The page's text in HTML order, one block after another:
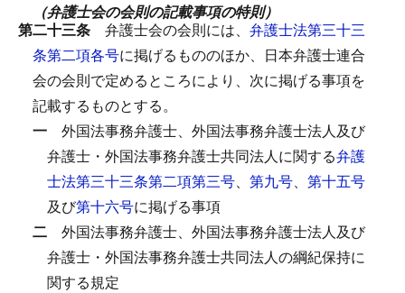
（弁護士会の会則の記載事項の特則）
第二十三条 弁護士会の会則には、 弁護士法第三十三
条第二項各号に掲げるもののほか、日本弁護士連合
会の会則で定めるところにより、次に掲げる事項を
記載するものとする。
一 外国法事務弁護士、外国法事務弁護士法人及び
弁護士・外国法事務弁護士共同法人に関する弁護
士法第三十三条第二項第三号、 第九号、 第十五号
及び第十六号に掲げる事項
二 外国法事務弁護士、外国法事務弁護士法人及び
弁護士・外国法事務弁護士共同法人の綱紀保持に
関する規定